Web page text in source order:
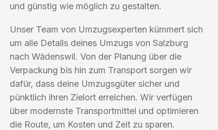
und günstig wie möglich zu gestalten.
Unser Team von Umzugsexperten kümmert sich
um alle Details deines Umzugs von Salzburg
nach Wädenswil. Von der Planung über die
Verpackung bis hin zum Transport sorgen wir
dafür, dass deine Umzugsgüter sicher und
pünktlich ihren Zielort erreichen. Wir verfügen
über modernste Transportmittel und optimieren
die Route, um Kosten und Zeit zu sparen.